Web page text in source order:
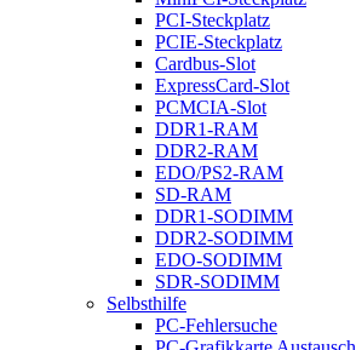
PCI-Steckplatz
PCIE-Steckplatz
Cardbus-Slot
ExpressCard-Slot
PCMCIA-Slot
DDR1-RAM
DDR2-RAM
EDO/PS2-RAM
SD-RAM
DDR1-SODIMM
DDR2-SODIMM
EDO-SODIMM
SDR-SODIMM
Selbsthilfe
PC-Fehlersuche